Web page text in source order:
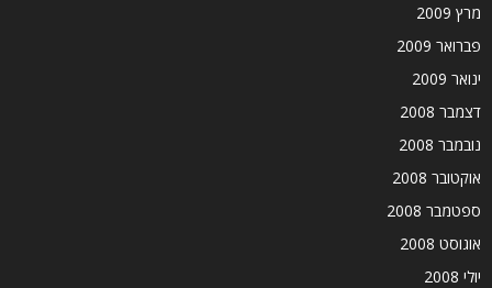
מרץ 2009
פברואר 2009
ינואר 2009
דצמבר 2008
נובמבר 2008
אוקטובר 2008
ספטמבר 2008
אוגוסט 2008
יולי 2008